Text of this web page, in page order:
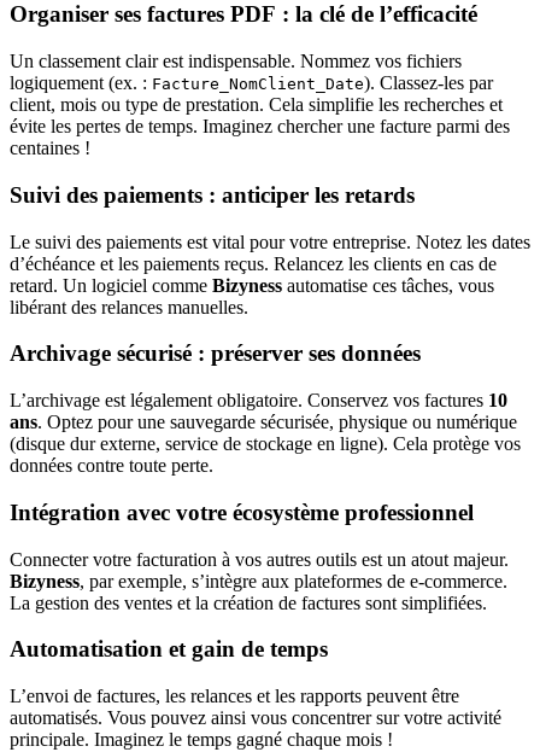
Organiser ses factures PDF : la clé de l’efficacité
Un classement clair est indispensable. Nommez vos fichiers
logiquement (ex. : Facture_NomClient_Date). Classez-les par
client, mois ou type de prestation. Cela simplifie les recherches et
évite les pertes de temps. Imaginez chercher une facture parmi des
centaines !
Suivi des paiements : anticiper les retards
Le suivi des paiements est vital pour votre entreprise. Notez les dates
d’échéance et les paiements reçus. Relancez les clients en cas de
retard. Un logiciel comme Bizyness automatise ces tâches, vous
libérant des relances manuelles.
Archivage sécurisé : préserver ses données
L’archivage est légalement obligatoire. Conservez vos factures 10
ans. Optez pour une sauvegarde sécurisée, physique ou numérique
(disque dur externe, service de stockage en ligne). Cela protège vos
données contre toute perte.
Intégration avec votre écosystème professionnel
Connecter votre facturation à vos autres outils est un atout majeur.
Bizyness, par exemple, s’intègre aux plateformes de e-commerce.
La gestion des ventes et la création de factures sont simplifiées.
Automatisation et gain de temps
L’envoi de factures, les relances et les rapports peuvent être
automatisés. Vous pouvez ainsi vous concentrer sur votre activité
principale. Imaginez le temps gagné chaque mois !